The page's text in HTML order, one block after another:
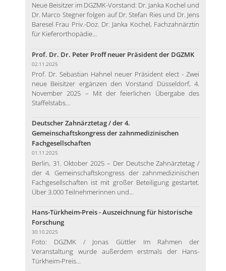
Neue Beisitzer im DGZMK-Vorstand: Dr. Janka Kochel und
Dr. Marco Stegner folgen auf Dr. Stefan Ries und Dr. Jens
Baresel Frau Priv.-Doz. Dr. Janka Kochel, Fachzahnärztin
für Kieferorthopädie...
Prof. Dr. Dr. Peter Proff neuer Präsident der DGZMK
02.11.2025
Prof. Dr. Sebastian Hahnel neuer Präsident elect - Zwei
neue Beisitzer ergänzen den Vorstand Düsseldorf, 4.
November 2025 – Mit der feierlichen Übergabe des
Staffelstabs...
Deutscher Zahnärztetag / der 4.
Gemeinschaftskongress der zahnmedizinischen
Fachgesellschaften
01.11.2025
Berlin, 31. Oktober 2025 – Der Deutsche Zahnärztetag /
der 4. Gemeinschaftskongress der zahnmedizinischen
Fachgesellschaften ist mit großer Beteiligung gestartet.
Über 3.000 Teilnehmerinnen und...
Hans-Türkheim-Preis - Auszeichnung für historische
Forschung
30.10.2025
Foto: DGZMK / Jonas Güttler Im Rahmen der
Veranstaltung wurde außerdem erstmals der Hans-
Türkheim-Preis...